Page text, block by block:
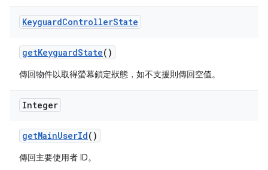
KeyguardControllerState
getKeyguardState()
傳回物件以取得螢幕鎖定狀態，如不支援則傳回空值。
Integer
getMainUserId()
傳回主要使用者 ID。